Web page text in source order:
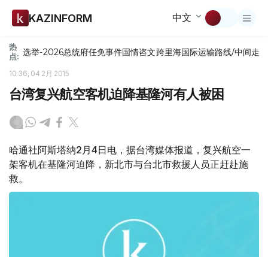
KAZINFORM 中文
热
点: 选举-2026总统府任免事件国情咨文跨里海国际运输路线/中间走廊
10:36, 04 2月 2015
台湾复兴航空客机迫降基隆河有人被困
哈通社阿斯塔纳2月4日电，据台湾媒体报道，复兴航空一
架客机在基隆河迫降，新北市与台北市救援人员正赶赴施
救。